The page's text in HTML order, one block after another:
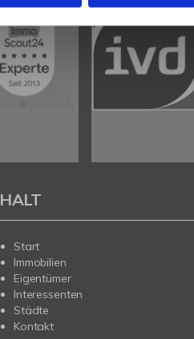
Start
Immobilien
Eigentümer
Interessenten
Städte
Kontakt